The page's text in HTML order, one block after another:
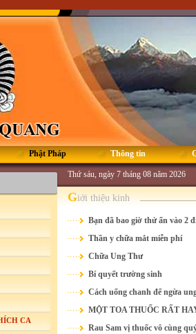
Phật Pháp Thông tin
CA
Thứ sáu, ngày 7 tháng 08 năm 2026
Giới thiệu kinh
Bạn đã bao giờ thử ấn vào 2
Thần y chữa mắt miễn phí
Chữa Ung Thư
Bí quyết trường sinh
Cách uống chanh để ngừa
MỘT TOA THUỐC RẤT
Rau Sam vị thuốc vô cùng